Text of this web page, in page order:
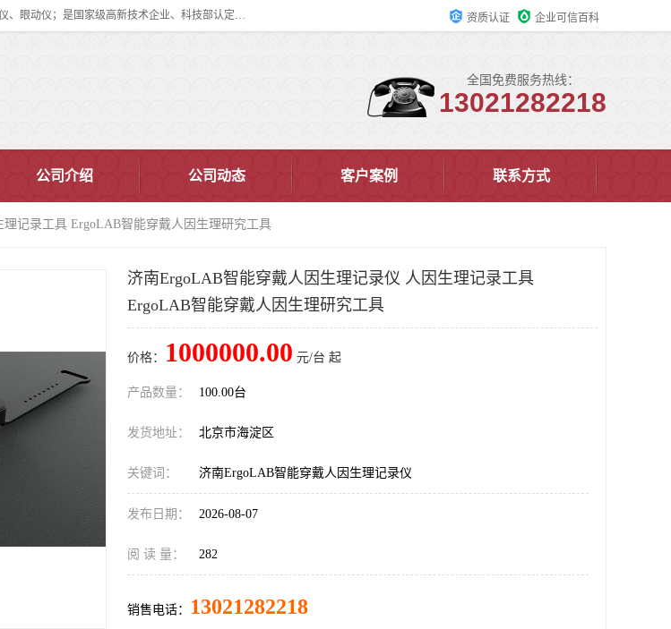
眼动仪多少钱?北京津发科技股份有限公司主营：事件相关电位仪、生理仪、肌电仪、脑电仪、皮电仪、眼动仪；是国家级高新技术企业、科技部认定的科技型中小企业和中关村高新技术企业，具备保密资格，具备自主进出口经营权；自主研发技术、产品与服务荣获多项省部级科学技术奖励、国家发明专利、国家软件著作权和省部级新技术新产品（服务）认证。 资质认证 企业可信百科
全国免费服务热线：
13021282218
公司介绍 公司动态 客户案例 联系方式
记录工具 ErgoLAB智能穿戴人因生理研究工具
济南ErgoLAB智能穿戴人因生理记录仪 人因生理记录工具
ErgoLAB智能穿戴人因生理研究工具
价格： 1000000.00 元/台 起
产品数量： 100.00台
发货地址： 北京市海淀区
关键词： 济南ErgoLAB智能穿戴人因生理记录仪
发布日期： 2026-08-07
阅 读 量： 282
销售电话： 13021282218